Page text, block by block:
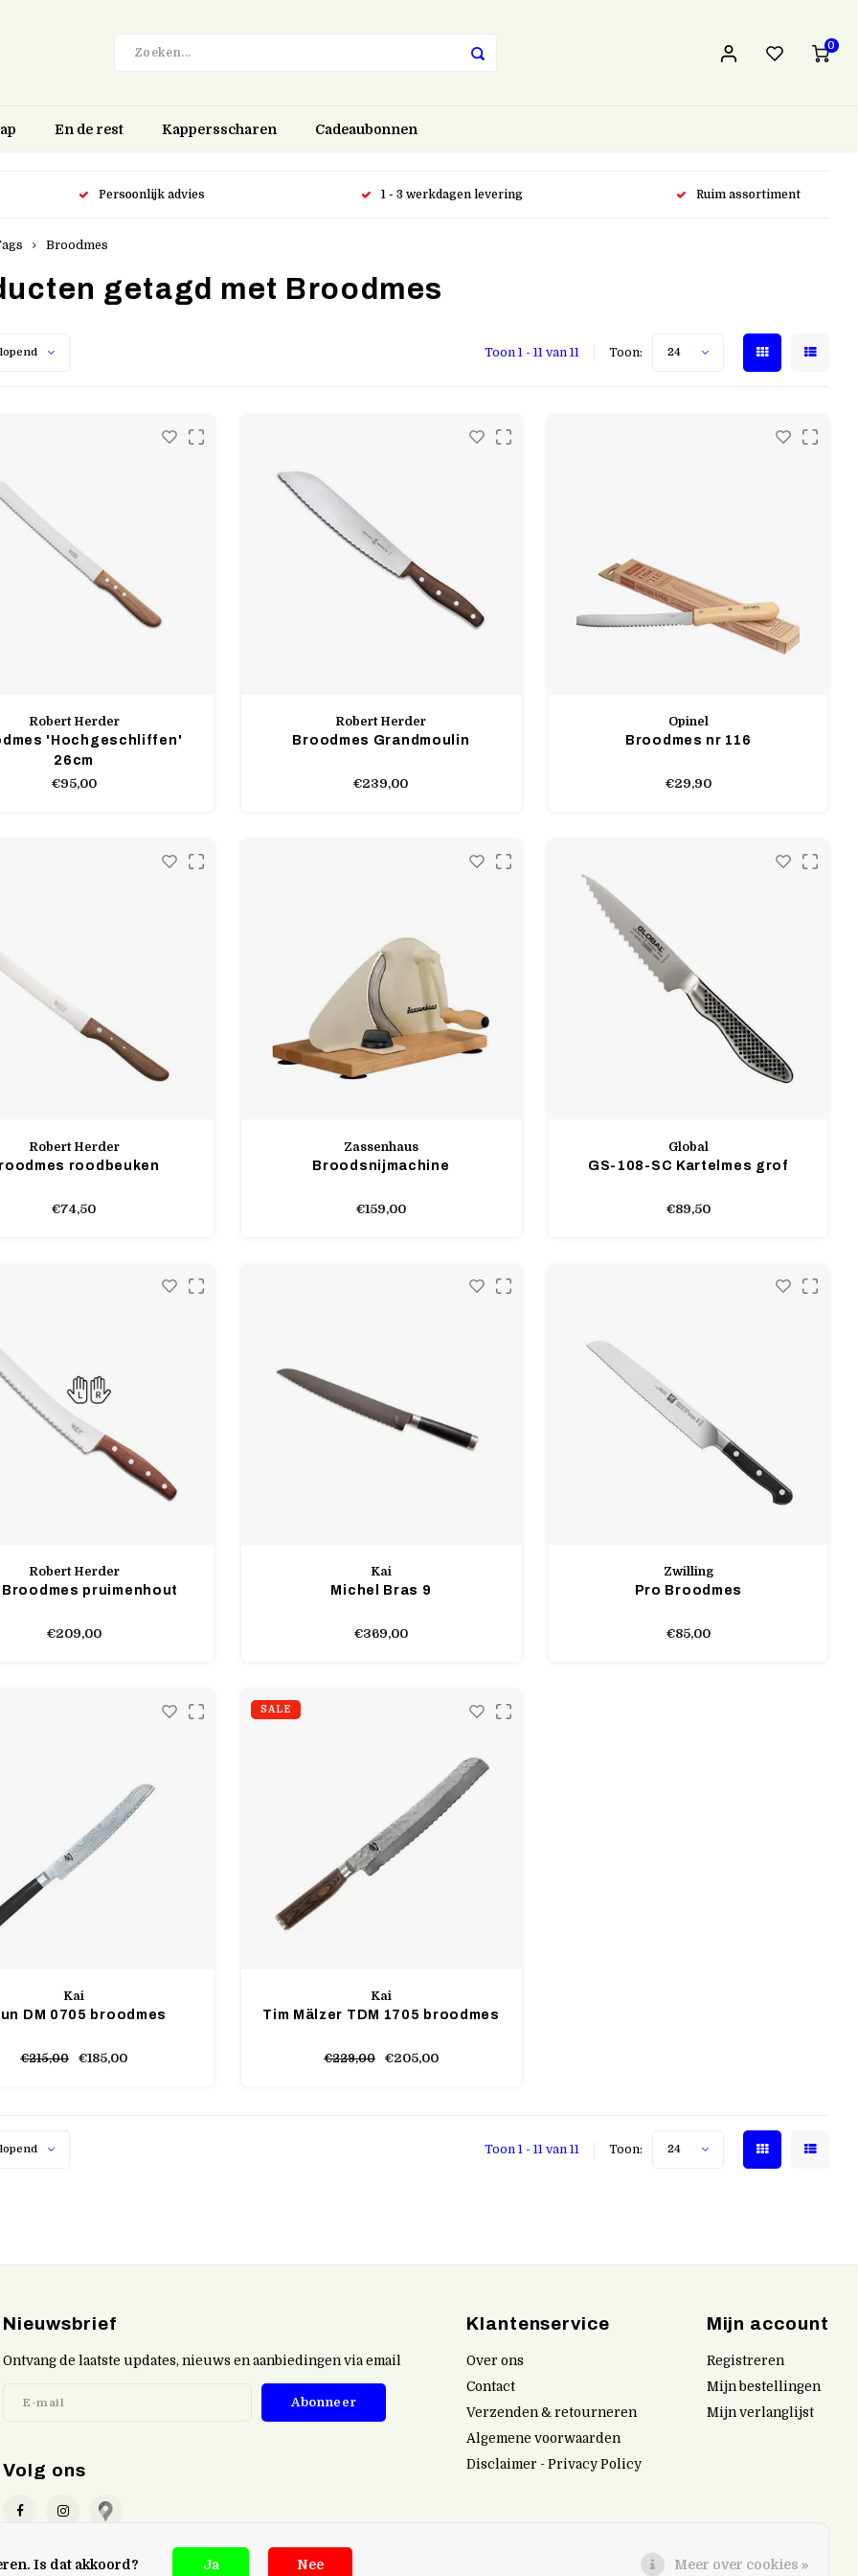
0
En de rest Kappersscharen Cadeaubonnen
Persoonlijk advies 1 - 3 werkdagen levering Ruim assortiment
Broodmes
getagd met Broodmes
Toon 1 - 11 van 11 Toon: 24
Robert Herder
'Hochgeschliffen'
26cm
€95,00
Robert Herder
Broodmes Grandmoulin
€239,00
Opinel
Broodmes nr 116
€29,90
Robert Herder
roodbeuken
€74,50
Zassenhaus
Broodsnijmachine
€159,00
Global
GS-108-SC Kartelmes grof
€89,50
Robert Herder
Broodmes pruimenhout
€209,00
Kai
Michel Bras 9
€369,00
Zwilling
Pro Broodmes
€85,00
Kai
DM 0705 broodmes
€215,00 €185,00
SALE
Kai
Tim Mälzer TDM 1705 broodmes
€229,00 €205,00
Toon 1 - 11 van 11 Toon: 24
Nieuwsbrief
Ontvang de laatste updates, nieuws en aanbiedingen via email
Abonneer
Volg ons
Klantenservice
Over ons
Contact
Verzenden & retourneren
Algemene voorwaarden
Disclaimer - Privacy Policy
Mijn account
Registreren
Mijn bestellingen
Mijn verlanglijst
Is dat akkoord? Ja Nee Meer over cookies »